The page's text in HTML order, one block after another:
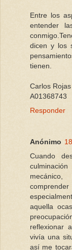
Entre los
entender
dicen y los
tienen.
Carlos
A01368743
Responder
Anónimo
Cuando
aquella
reflexionar
vivía una
así me